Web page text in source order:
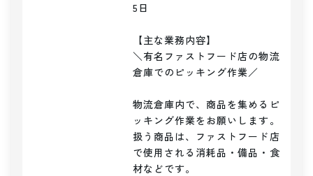
5日
【主な業務内容】
＼有名ファストフード店の物流
倉庫でのピッキング作業／
物流倉庫内で、商品を集めるピ
ッキング作業をお願いします。
扱う商品は、ファストフード店
で使用される消耗品・備品・食
材などです。